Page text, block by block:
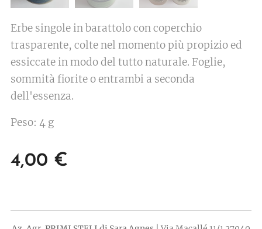
Erbe singole in barattolo con coperchio
trasparente, colte nel momento più propizio ed
essiccate in modo del tutto naturale. Foglie,
sommità fiorite o entrambi a seconda
dell'essenza.
Peso: 4 g
4,00 €